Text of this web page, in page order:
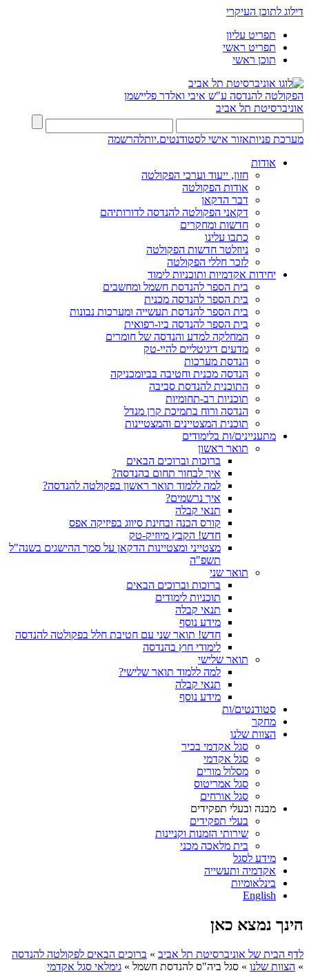
דילוג לתוכן העיקרי
תפריט עליון
תפריט ראשי
תוכן ראשי
הפקולטה להנדסה ע"ש איבי ואלדר פליישמן
אוניברסיטת תל אביב
מערכת פניותאזור אישי לסטודנטים.יותלהרשמה
אודות
חזון, ייעוד וערכי הפקולטה
אודות הפקולטה
דבר הדקאן
דקאני הפקולטה להנדסה לדורותיהם
חדשות ומחקרים
כתבו עלינו
ניוזלטר חדשות הפקולטה
לזכר חללי הפקולטה
יחידות אקדמיות ותוכניות לימוד
בית הספר להנדסת חשמל ומחשבים
בית הספר להנדסה מכנית
בית הספר להנדסת תעשייה ומערכות נבונות
בית הספר להנדסה ביו-רפואית
המחלקה למדע והנדסה של חומרים
מדעים דיגיטליים להיי-טק
הנדסת מערכות
הנדסה מכנית וחטיבה בביומכניקה
התוכנית להנדסת סביבה
תוכניות רב-תחומיות
הנדסה ורוח בתמיכת קרן מנדל
תוכנית המצטיינים והמצטיינות
מתעניינים/ות בלימודים
תואר ראשון
ברוכות וברוכים הבאים
איך לבחור תחום בהנדסה?
למה ללמוד תואר ראשון בפקולטה להנדסה?
איך נרשמים?
תנאי קבלה
קורס הכנה ובחינת סיווג בפיזיקה אפס
חדש! הקבץ מיוזיק-טק
מצטייני ומצטיינות הדקאן על סמך ההישגים בשנה"ל
תשפ"ה
תואר שני
ברוכות וברוכים הבאים
תוכניות לימודים
תנאי קבלה
מידע נוסף
חדש! תואר שני עם חטיבת חלל בפקולטה להנדסה
לימודי חוץ בהנדסה
תואר שלישי
למה ללמוד תואר שלישי?
תנאי קבלה
מידע נוסף
סטודנטים/ות
מחקר
הצוות שלנו
סגל אקדמי בכיר
סגל אקדמי
מסלול מורים
סגל אמריטוס
סגל אורחים
מבנה ובעלי תפקידים
בעלי תפקידים
שירותי הזמנות וקניינות
בית מלאכה מכני
מידע לסגל
אקדמיה ותעשייה
בינלאומיות
English
הינך נמצא כאן
לדף הבית של אוניברסיטת תל אביב » ברוכים הבאים לפקולטה להנדסה
» הצוות שלנו » סגל ביה"ס להנדסת חשמל » גימלאי סגל אקדמי